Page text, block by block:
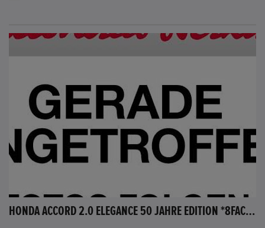
HONDA ACCORD 2.0 ELEGANCE 50 JAHRE EDITION *8FACH BEREIFT*